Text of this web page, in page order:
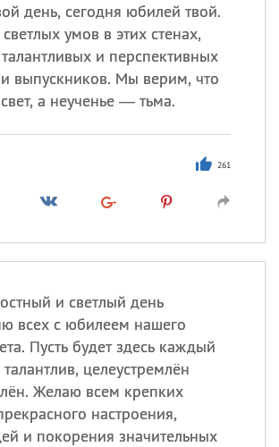
день, сегодня юбилей твой.
умов в этих стенах,
и перспективных
и выпускников. Мы верим, что
а неученье — тьма.
261
и светлый день
всех с юбилеем нашего
Пусть будет здесь каждый
целеустремлён
Желаю всем крепких
настроения,
и покорения значительных